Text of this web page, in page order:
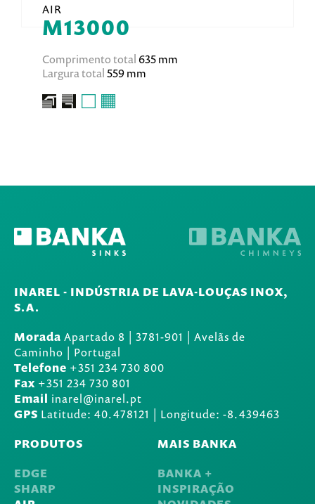
AIR
M13000
Comprimento total 635 mm
Largura total559 mm
INAREL - INDÚSTRIA DE LAVA-LOUÇAS INOX,
S.A.
Morada Apartado 8 | 3781-901 | Avelãs de
Caminho | Portugal
Telefone +351 234 730 800
Fax +351 234 730 801
Email inarel@inarel.pt
GPS Latitude: 40.478121 | Longitude: -8.439463
PRODUTOS
EDGE
SHARP
MAIS BANKA
BANKA +
INSPIRAÇÃO